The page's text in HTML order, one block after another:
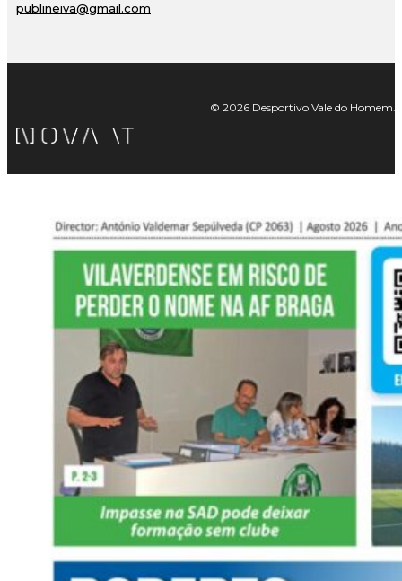
publineiva@gmail.com
© 2026 Desportivo Vale do Homem.